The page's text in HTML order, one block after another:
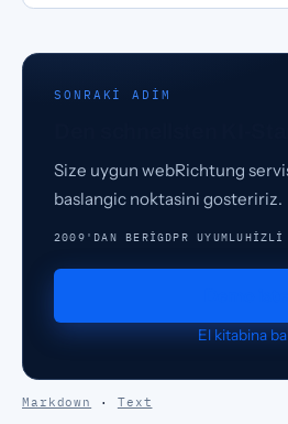
SONRAKI ADIM
Size uygun webRichtung
baslangic noktasini gosteririz.
2009'DAN BERIGDPR UYUMLUHIZLI
El kitabina
Markdown · Text